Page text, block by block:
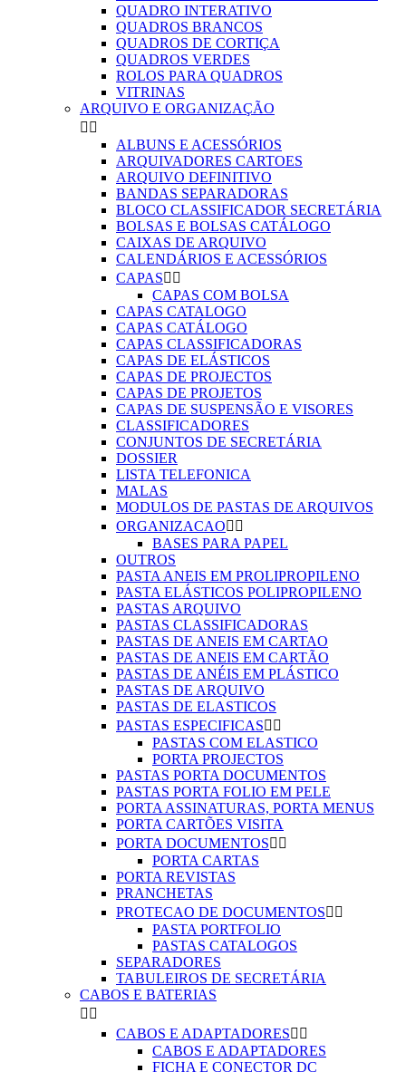
QUADRO INTERATIVO
QUADROS BRANCOS
QUADROS DE CORTIÇA
QUADROS VERDES
ROLOS PARA QUADROS
VITRINAS
ARQUIVO E ORGANIZAÇÃO
 
ALBUNS E ACESSÓRIOS
ARQUIVADORES CARTOES
ARQUIVO DEFINITIVO
BANDAS SEPARADORAS
BLOCO CLASSIFICADOR SECRETÁRIA
BOLSAS E BOLSAS CATÁLOGO
CAIXAS DE ARQUIVO
CALENDÁRIOS E ACESSÓRIOS
CAPAS 
CAPAS COM BOLSA
CAPAS CATALOGO
CAPAS CATÁLOGO
CAPAS CLASSIFICADORAS
CAPAS DE ELÁSTICOS
CAPAS DE PROJECTOS
CAPAS DE PROJETOS
CAPAS DE SUSPENSÃO E VISORES
CLASSIFICADORES
CONJUNTOS DE SECRETÁRIA
DOSSIER
LISTA TELEFONICA
MALAS
MODULOS DE PASTAS DE ARQUIVOS
ORGANIZACAO 
BASES PARA PAPEL
OUTROS
PASTA ANEIS EM PROLIPROPILENO
PASTA ELÁSTICOS POLIPROPILENO
PASTAS ARQUIVO
PASTAS CLASSIFICADORAS
PASTAS DE ANEIS EM CARTAO
PASTAS DE ANEIS EM CARTÃO
PASTAS DE ANÉIS EM PLÁSTICO
PASTAS DE ARQUIVO
PASTAS DE ELASTICOS
PASTAS ESPECIFICAS 
PASTAS COM ELASTICO
PORTA PROJECTOS
PASTAS PORTA DOCUMENTOS
PASTAS PORTA FOLIO EM PELE
PORTA ASSINATURAS, PORTA MENUS
PORTA CARTÕES VISITA
PORTA DOCUMENTOS 
PORTA CARTAS
PORTA REVISTAS
PRANCHETAS
PROTECAO DE DOCUMENTOS 
PASTA PORTFOLIO
PASTAS CATALOGOS
SEPARADORES
TABULEIROS DE SECRETÁRIA
CABOS E BATERIAS
 
CABOS E ADAPTADORES 
CABOS E ADAPTADORES
FICHA E CONECTOR DC